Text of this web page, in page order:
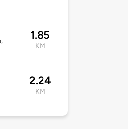
1.85
KM
2.24
KM